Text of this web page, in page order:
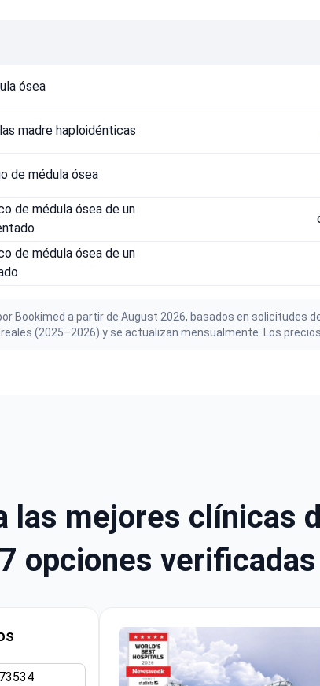
ósea
madre haploidénticas
de médula ósea
de médula ósea de un
de médula ósea de un
Bookimed a partir de August 2026, basados en
(2025–2026) y se actualizan mensualmente. Los
las mejores clínicas
opciones